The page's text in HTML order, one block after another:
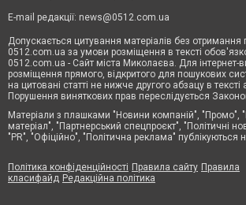
E-mail редакції: news@0512.com.ua
Допускається цитування матеріалів без отримання
0512.com.ua за умови розміщення в тексті
0512.com.ua - Сайт міста Миколаєва. Для інтернет-
розміщення прямого, відкритого для пошукових
на цитовані статті не нижче другого абзацу в
Порушення виняткових прав переслідується
Матеріали з плашками "Новини компаній", "Промо",
матеріал", "Партнерський спецпроєкт", "Політичні
"PR", "Офіційно", "Політична реклама" публікуються
Політика конфіденційності Правила сайту Правила
класифайд Редакційна політика